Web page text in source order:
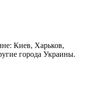
Киев, Харьков,
города Украины.